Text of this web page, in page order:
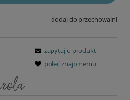
dodaj do przechowalni
zapytaj o produkt
poleć znajomemu